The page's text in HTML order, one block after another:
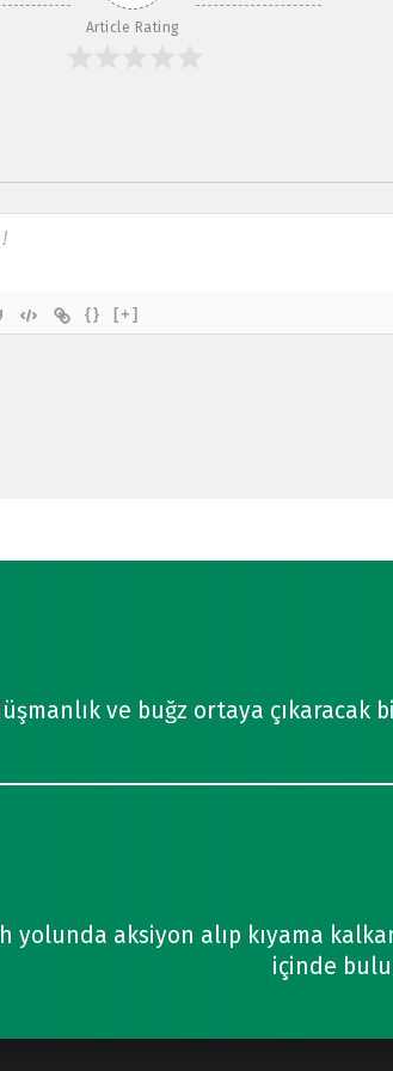
Article Rating
{} [+]
ve buğz ortaya çıkaracak
yolunda aksiyon alıp kıyama
içinde